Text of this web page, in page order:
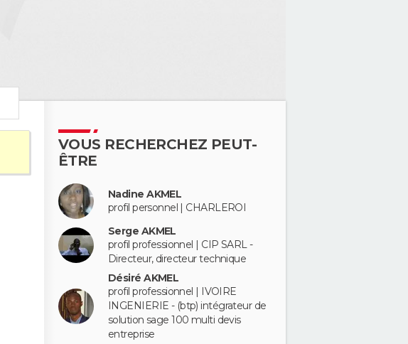
VOUS RECHERCHEZ PEUT-
ÊTRE
Nadine AKMEL
profil personnel | CHARLEROI
Serge AKMEL
profil professionnel | CIP SARL -
Directeur, directeur technique
Désiré AKMEL
profil professionnel | IVOIRE
INGENIERIE - (btp) intégrateur de
solution sage 100 multi devis
entreprise